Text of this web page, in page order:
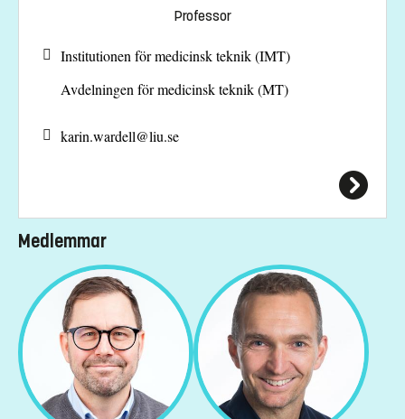
Professor
Institutionen för medicinsk teknik (IMT)
Avdelningen för medicinsk teknik (MT)
karin.wardell@liu.se
Medlemmar